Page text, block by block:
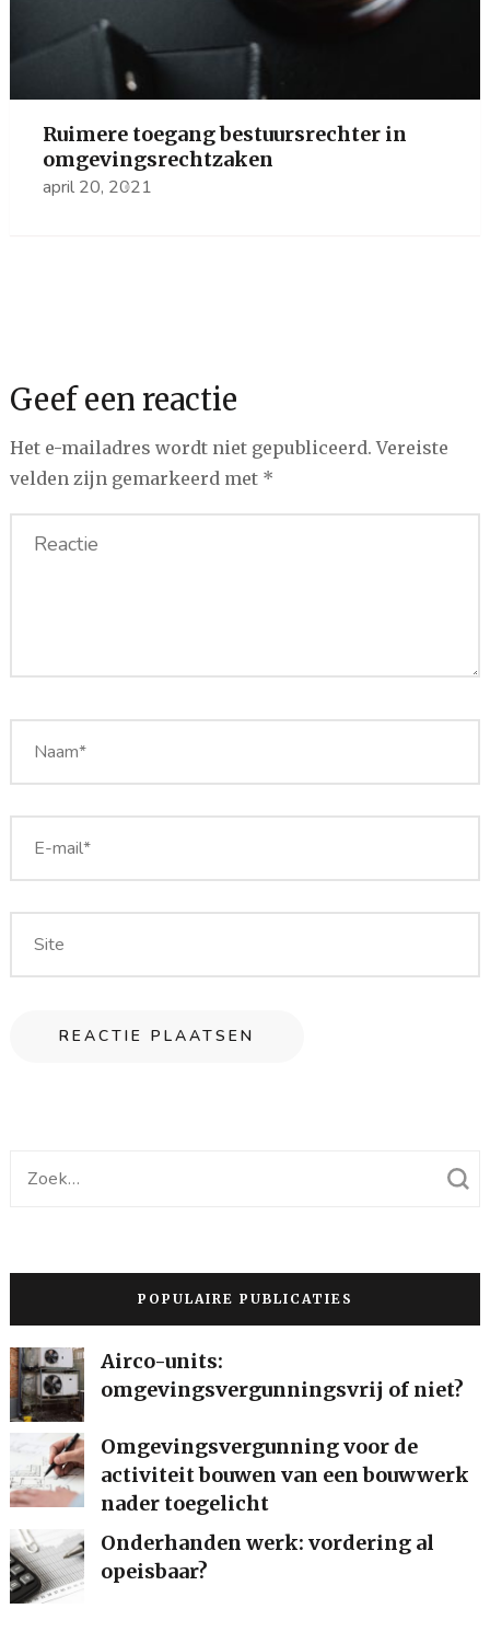
Ruimere toegang bestuursrechter in
omgevingsrechtzaken
april 20, 2021
Geef een reactie
Het e-mailadres wordt niet gepubliceerd. Vereiste
velden zijn gemarkeerd met *
Zoek
POPULAIRE PUBLICATIES
Airco-units:
omgevingsvergunningsvrij of niet?
Omgevingsvergunning voor de
activiteit bouwen van een bouwwerk
nader toegelicht
Onderhanden werk: vordering al
opeisbaar?